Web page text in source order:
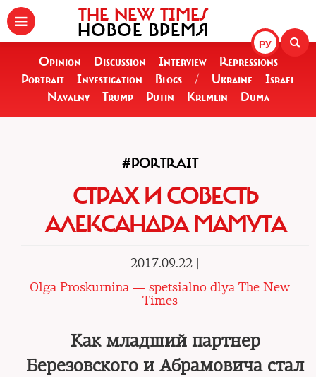
РУ
THE NEW TIMES
НОВОЕ ВРЕМЯ
Opinion Discussion Interview
Repressions
Portrait
Investigation Blogs / Ukraine
Israel
Navalny
Trump Putin Kremlin Duma
#PORTRAIT
СТРАХ И СОВЕСТЬ
АЛЕКСАНДРА МАМУТА
2017.09.22 |
Olga Proskurnina — spetsialno dlya The New
Times
Как младший партнер
Березовского и Абрамовича стал